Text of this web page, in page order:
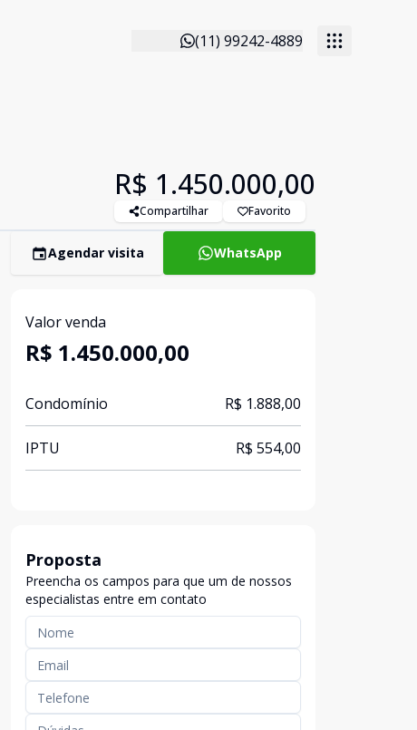
(11) 99242-4889
R$ 1.450.000,00
Compartilhar Favorito
Agendar visita WhatsApp
Valor venda
R$ 1.450.000,00
Condomínio R$ 1.888,00
IPTU R$ 554,00
Proposta
Preencha os campos para que um de nossos
especialistas entre em contato